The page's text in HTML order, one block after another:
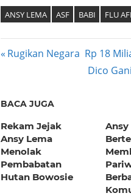
ANSY LEMA ASF BABI FLU
Post
navigation
Previous
Rugikan Negara Rp 18
Next
Dico
BACA JUGA
Rekam Jejak
Ansy Lema
Menolak
Pembabatan
Hutan Bowosie
Ansy